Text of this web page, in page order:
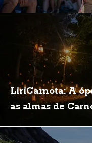
LiriCarnota: A
as almas de